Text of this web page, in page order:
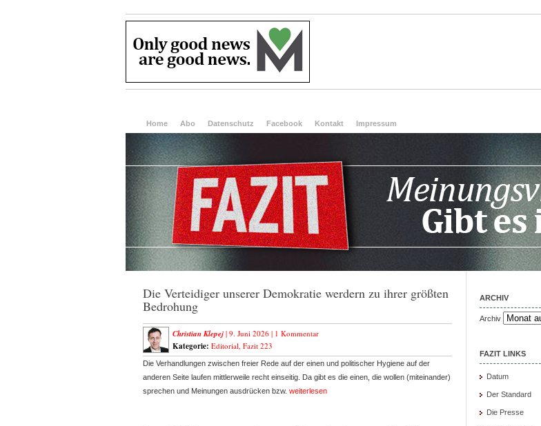
Home Abo Datenschutz Facebook Kontakt Impressum
Die Verteidiger unserer Demokratie werdern zu ihrer größten
Bedrohung
Christian Klepej | 9. Juni 2026 | 1 Kommentar
Kategorie: Editorial, Fazit 223
Die Verhandlungen zwischen freier Rede auf der einen und politischer Hygiene auf der
anderen Seite laufen mittlerweile recht einseitig. Da gibt es die einen, die wollen (miteinander)
sprechen und Meinungen ausdrücken bzw. weiterlesen
ARCHIV
Archiv
FAZIT LINKS
Datum
Der Standard
Die Presse